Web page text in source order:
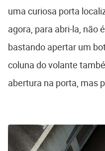
uma curiosa porta
agora, para abri-la, não
bastando apertar um
coluna do volante
abertura na porta, mas